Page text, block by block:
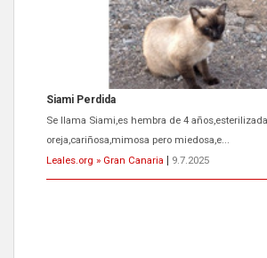
Siami Perdida
Se llama Siami,es hembra de 4
oreja,cariñosa,mimosa pero miedosa,e...
Leales.org » Gran Canaria
9.7.2025